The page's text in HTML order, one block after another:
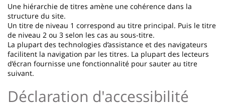
Une hiérarchie de titres amène une cohérence dans la
structure du site.
Un titre de niveau 1 correspond au titre principal. Puis le titre
de niveau 2 ou 3 selon les cas au sous-titre.
La plupart des technologies d’assistance et des navigateurs
facilitent la navigation par les titres. La plupart des lecteurs
d’écran fournisse une fonctionnalité pour sauter au titre
suivant.
Déclaration d'accessibilité